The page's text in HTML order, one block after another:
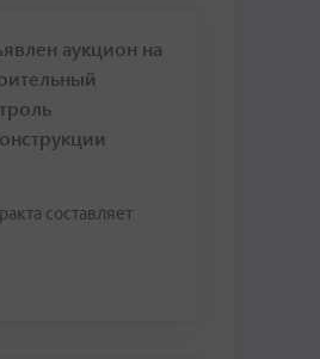
аукцион на
составляет